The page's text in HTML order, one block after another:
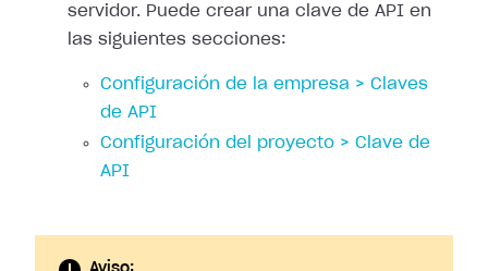
servidor. Puede crear una clave de API en
las siguientes secciones:
Configuración de la empresa > Claves
de API
Configuración del proyecto > Clave de
API